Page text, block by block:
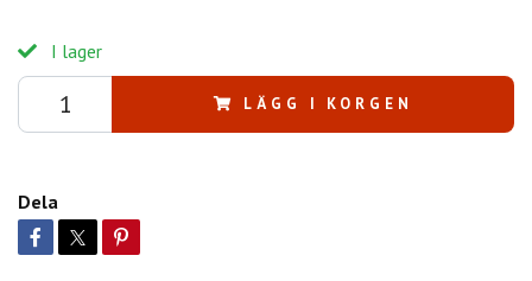
I lager
LÄGG I KORGEN
Dela